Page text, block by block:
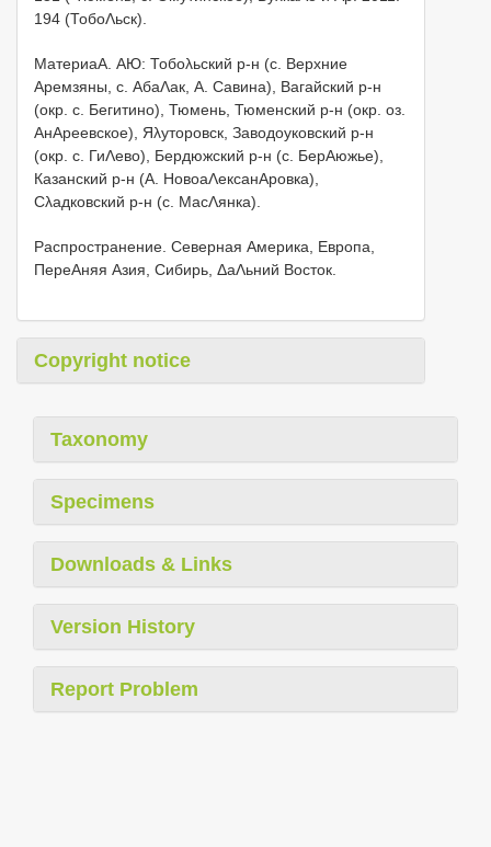
194 (ТобоΛьск).
МатериаA. АЮ: Тобоλьский р-н (с. Верхние
Аремзяны, с. АбаΛак, Α. Савина), Вагайский р-н
(окр. с. Бегитино), Тюмень, Тюменский р-н (окр. оз.
АнΑреевское), Яλуторовск, Заводоуковский р-н
(окр. с. ГиΛево), Бердюжский р-н (с. БерΑюжье),
Казанский р-н (Α. НовоаΛексанΑровка),
Сλадковский р-н (с. МасΛянка).
Распространение. Северная Америка, Европа,
ПереΑняя Азия, Сибирь, ΔаΛьний Восток.
Copyright notice
Taxonomy
Specimens
Downloads & Links
Version History
Report Problem